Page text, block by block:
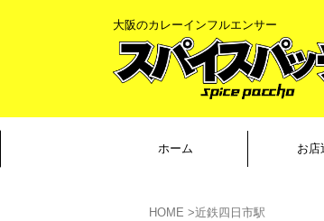
大阪のカレーインフルエンサー
ホーム お店
HOME >近鉄四日市駅